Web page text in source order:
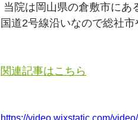
当院は岡山県の倉敷市にあ
国道2号線沿いなので総社
関連記事はこちら
https://video.wixstatic.com/